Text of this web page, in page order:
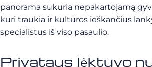
panorama sukuria nepakartojamą
kuri traukia ir kultūros ieškančius
specialistus iš viso pasaulio.
Privataus lėktuvo